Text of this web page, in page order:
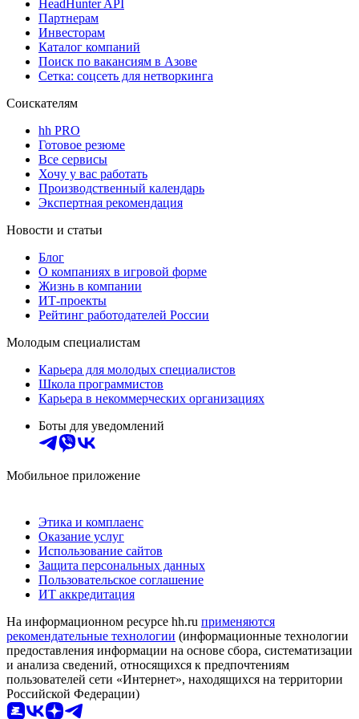
HeadHunter API
Партнерам
Инвесторам
Каталог компаний
Поиск по вакансиям в Азове
Сетка: соцсеть для нетворкинга
Соискателям
hh PRO
Готовое резюме
Все сервисы
Хочу у вас работать
Производственный календарь
Экспертная рекомендация
Новости и статьи
Блог
О компаниях в игровой форме
Жизнь в компании
ИТ-проекты
Рейтинг работодателей России
Молодым специалистам
Карьера для молодых специалистов
Школа программистов
Карьера в некоммерческих организациях
Боты для уведомлений
Мобильное приложение
Этика и комплаенс
Оказание услуг
Использование сайтов
Защита персональных данных
Пользовательское соглашение
ИТ аккредитация
На информационном ресурсе hh.ru применяются
рекомендательные технологии (информационные технологии
предоставления информации на основе сбора, систематизации
и анализа сведений, относящихся к предпочтениям
пользователей сети «Интернет», находящихся на территории
Российской Федерации)